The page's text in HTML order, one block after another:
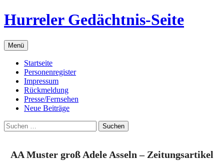
Zum
Inhalt
Hurreler Gedächtnis-Seite
Menü
Startseite
Personenregister
Impressum
Rückmeldung
Presse/Fernsehen
Neue Beiträge
Suchen
nach:
AA Muster groß Adele Asseln – Zeitungsartikel